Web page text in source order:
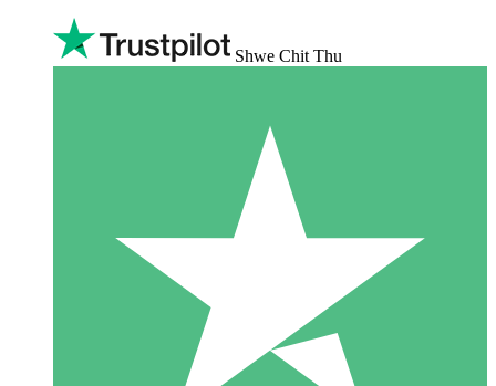
Shwe Chit Thu